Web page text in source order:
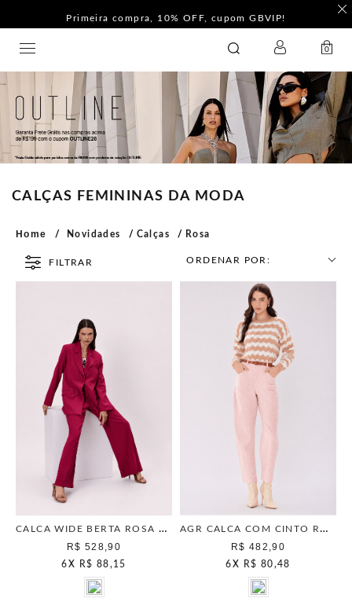
Primeira compra, 10% OFF, cupom GBVIP!
0
CALÇAS FEMININAS DA MODA
Home Novidades Calças Rosa
FILTRAR ORDENAR POR:
CALCA WIDE BERTA ROSA RASPBERRY
R$ 528,90
6 X R$ 88,15
AGR CALCA COM CINTO ROSA FROST
R$ 482,90
6 X R$ 80,48